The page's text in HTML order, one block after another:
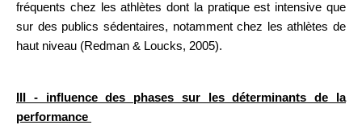
fréquents chez les athlètes dont la pratique est intensive que
sur des publics sédentaires, notamment chez les athlètes de
haut niveau (Redman & Loucks, 2005).
III - influence des phases sur les déterminants de la
performance